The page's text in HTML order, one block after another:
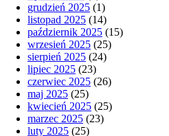
grudzień 2025 (1)
listopad 2025 (14)
październik 2025 (15)
wrzesień 2025 (25)
sierpień 2025 (24)
lipiec 2025 (23)
czerwiec 2025 (26)
maj 2025 (25)
kwiecień 2025 (25)
marzec 2025 (23)
luty 2025 (25)